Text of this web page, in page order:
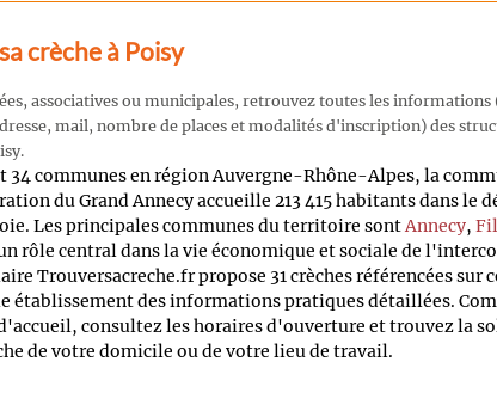
crèche à Poisy
associatives ou municipales, retrouvez toutes les informations
mail, nombre de places et modalités d'inscription) des
34 communes en région Auvergne-Rhône-Alpes, la
du Grand Annecy accueille 213 415 habitants dans le
Les principales communes du territoire sontAnnecy,
rôle central dans la vie économique et sociale de
Trouversacreche.fr propose 31 crèches référencées sur
établissement des informations pratiques détaillées.
consultez les horaires d'ouverture et trouvez la
de votre domicile ou de votre lieu de travail.